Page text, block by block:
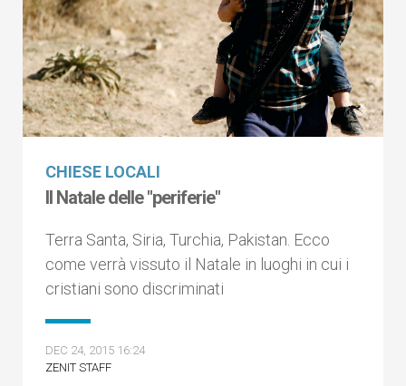
CHIESE LOCALI
Il Natale delle "periferie"
Terra Santa, Siria, Turchia, Pakistan. Ecco
come verrà vissuto il Natale in luoghi in cui i
cristiani sono discriminati
DEC 24, 2015 16:24
ZENIT STAFF